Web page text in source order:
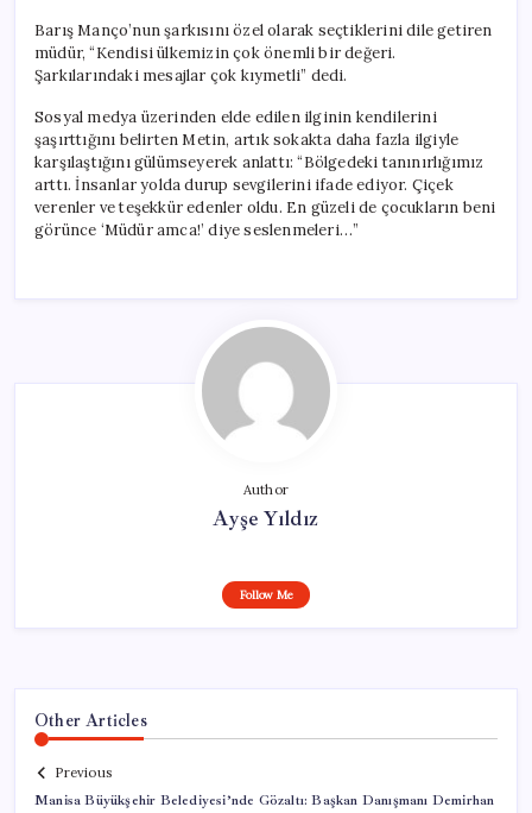
Barış Manço’nun şarkısını özel olarak seçtiklerini dile getiren
müdür, “Kendisi ülkemizin çok önemli bir değeri.
Şarkılarındaki mesajlar çok kıymetli” dedi.
Sosyal medya üzerinden elde edilen ilginin kendilerini
şaşırttığını belirten Metin, artık sokakta daha fazla ilgiyle
karşılaştığını gülümseyerek anlattı: “Bölgedeki tanınırlığımız
arttı. İnsanlar yolda durup sevgilerini ifade ediyor. Çiçek
verenler ve teşekkür edenler oldu. En güzeli de çocukların beni
görünce ‘Müdür amca!’ diye seslenmeleri…”
Author
Ayşe Yıldız
Follow Me
Other Articles
Previous
Manisa Büyükşehir Belediyesi’nde Gözaltı: Başkan Danışmanı Demirhan